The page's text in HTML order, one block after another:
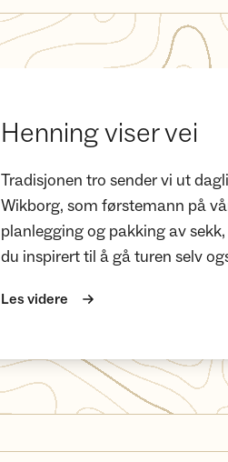
Henning viser vei
Tradisjonen tro sender vi ut
Wikborg, som førstemann på
planlegging og pakking av
du inspirert til å gå turen selv
Les videre